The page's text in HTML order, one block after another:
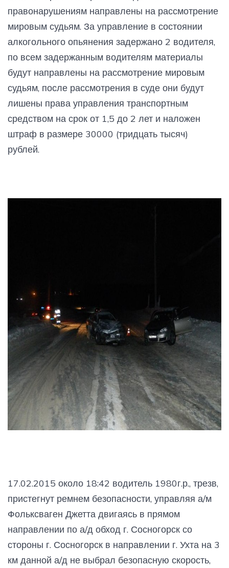
правонарушениям направлены на рассмотрение
мировым судьям. За управление в состоянии
алкогольного опьянения задержано 2 водителя,
по всем задержанным водителям материалы
будут направлены на рассмотрение мировым
судьям, после рассмотрения в суде они будут
лишены права управления транспортным
средством на срок от 1,5 до 2 лет и наложен
штраф в размере 30000 (тридцать тысяч)
рублей.
17.02.2015 около 18:42 водитель 1980г.р., трезв,
пристегнут ремнем безопасности, управляя а/м
Фольксваген Джетта двигаясь в прямом
направлении по а/д обход г. Сосногорск со
стороны г. Сосногорск в направлении г. Ухта на 3
км данной а/д не выбрал безопасную скорость,